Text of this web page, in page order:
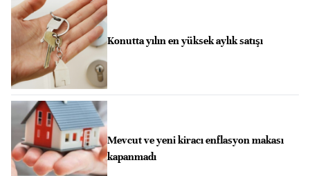
Konutta yılın en yüksek aylık satışı
Mevcut ve yeni kiracı enflasyon makası
kapanmadı